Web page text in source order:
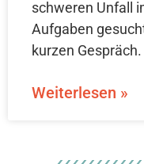
schweren Unfall
Aufgaben
kurzen Gespräch.
Weiterlesen »